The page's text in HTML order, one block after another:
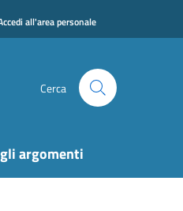
all'area personale
Cerca
argomenti